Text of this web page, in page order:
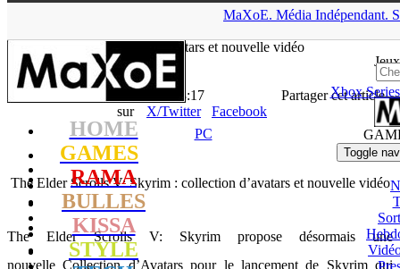
MaXoE. Média Indépendant.
HOME
GAMES
RAMA
BULLES
KISSA
STYLE
Jeux
Xbox
Toggle
collection d’avatars et nouvelle vidéo
- 04.11.11, 18:17
Partager cet article
sur
X/Twitter
Facebook
PC
The Elder Scrolls V: Skyrim : collection d’avatars et nouvelle vidéo
The Elder Scrolls V: Skyrim propose désormais une
nouvelle Collection d’Avatars pour le lancement de Skyrim qui